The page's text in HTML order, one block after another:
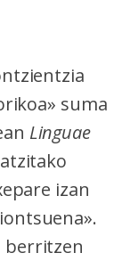
suma
Linguae
izan
berritzen